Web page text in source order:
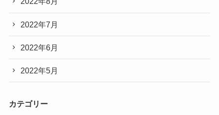
2022年7月
2022年6月
2022年5月
カテゴリー